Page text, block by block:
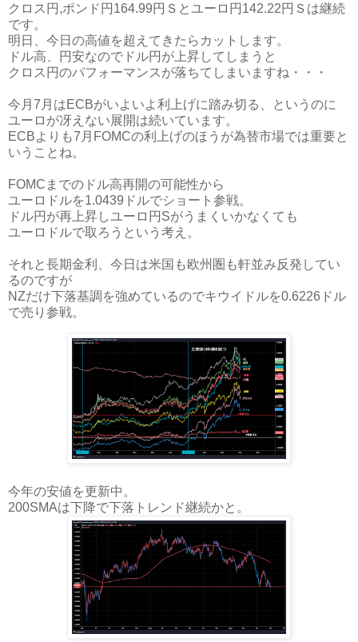
クロス円,ポンド円164.99円Ｓとユーロ円142.22円Ｓは継続
です。
明日、今日の高値を超えてきたらカットします。
ドル高、円安なのでドル円が上昇してしまうと
クロス円のパフォーマンスが落ちてしまいますね・・・
今月7月はECBがいよいよ利上げに踏み切る、というのに
ユーロが冴えない展開は続いています。
ECBよりも7月FOMCの利上げのほうが為替市場では重要と
いうことね。
FOMCまでのドル高再開の可能性から
ユーロドルを1.0439ドルでショート参戦。
ドル円が再上昇しユーロ円Sがうまくいかなくても
ユーロドルで取ろうという考え。
それと長期金利、今日は米国も欧州圏も軒並み反発してい
るのですが
NZだけ下落基調を強めているのでキウイドルを0.6226ドル
で売り参戦。
今年の安値を更新中。
200SMAは下降で下落トレンド継続かと。